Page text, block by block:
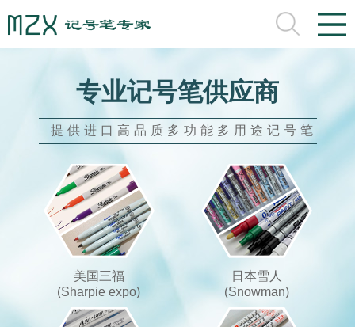
专业记号笔供应商
提供进口高品质多功能多用途记号笔
美国三福
(Sharpie expo)
日本雪人
(Snowman)